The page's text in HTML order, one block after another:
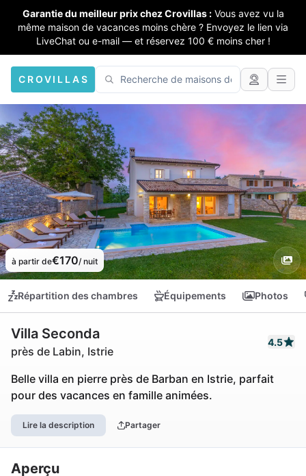
Garantie du meilleur prix chez Crovillas : Vous avez vu la
même maison de vacances moins chère ? Envoyez le lien via
LiveChat ou e-mail — et réservez 100 € moins cher !
CROVILLAS
à partir de€170/ nuit
Répartition des chambres Équipements Photos
Villa Seconda
près de Labin, Istrie
4.5
Belle villa en pierre près de Barban en Istrie, parfait
pour des vacances en famille animées.
Lire la description Partager
Aperçu